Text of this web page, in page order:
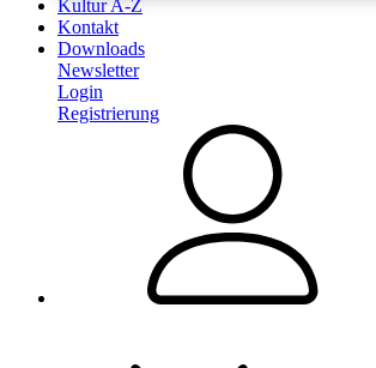
Kultur A-Z
Kontakt
Downloads
Newsletter
Login
Registrierung